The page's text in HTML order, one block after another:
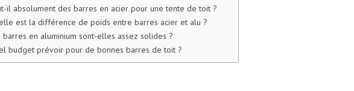
il absolument des barres en acier pour une tente de toit ?
est la différence de poids entre barres acier et alu ?
barres en aluminium sont-elles assez solides ?
budget prévoir pour de bonnes barres de toit ?